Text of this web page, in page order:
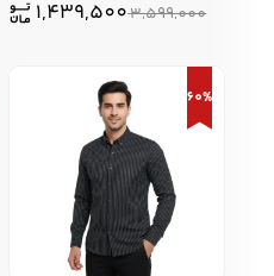
3,599,000
1,439,500
60%